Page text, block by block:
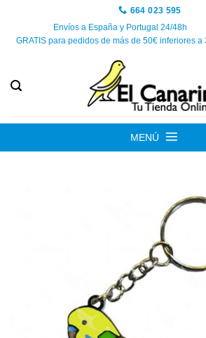
contenido
664 023 595
Envíos a España y Portugal 24/48h
GRATIS para pedidos de más de 50€ inferiores a
MENÚ